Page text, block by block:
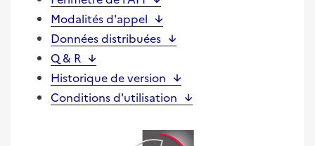
Modalités d'appel
Données distribuées
Q & R
Historique de version
Conditions d'utilisation